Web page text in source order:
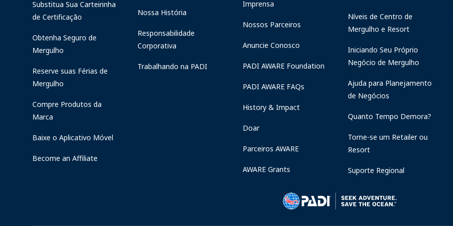
Substitua Sua Carteirinha
de Certificação
Obtenha Seguro de
Mergulho
Reserve suas Férias de
Mergulho
Compre Produtos da
Marca
Baixe o Aplicativo Móvel
Become an Affiliate
Nossa História
Responsabilidade
Corporativa
Trabalhando na PADI
Imprensa
Nossos Parceiros
Anuncie Conosco
PADI AWARE Foundation
PADI AWARE FAQs
History & Impact
Doar
Parceiros AWARE
AWARE Grants
Níveis de Centro de
Mergulho e Resort
Iniciando Seu Próprio
Negócio de Mergulho
Ajuda para Planejamento
de Negócios
Quanto Tempo Demora?
Torne-se um Retailer ou
Resort
Suporte Regional